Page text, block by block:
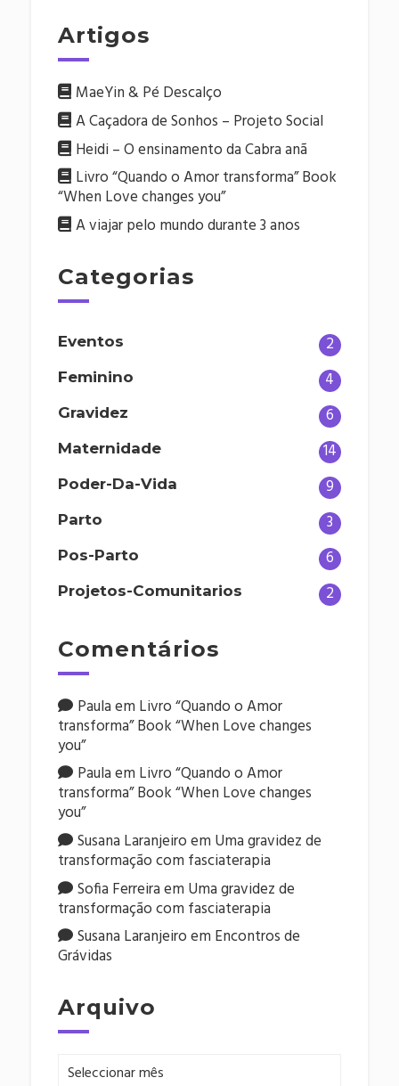
Artigos
MaeYin & Pé Descalço
A Caçadora de Sonhos – Projeto Social
Heidi – O ensinamento da Cabra anã
Livro “Quando o Amor transforma” Book
“When Love changes you”
A viajar pelo mundo durante 3 anos
Categorias
Eventos 2
Feminino 4
Gravidez 6
Maternidade 14
Poder-Da-Vida 9
Parto 3
Pos-Parto 6
Projetos-Comunitarios 2
Comentários
Paulaem Livro “Quando o Amor
transforma” Book “When Love changes
you”
Paulaem Livro “Quando o Amor
transforma” Book “When Love changes
you”
Susana Laranjeiroem Uma gravidez de
transformação com fasciaterapia
Sofia Ferreiraem Uma gravidez de
transformação com fasciaterapia
Susana Laranjeiroem Encontros de
Grávidas
Arquivo
Arquivo